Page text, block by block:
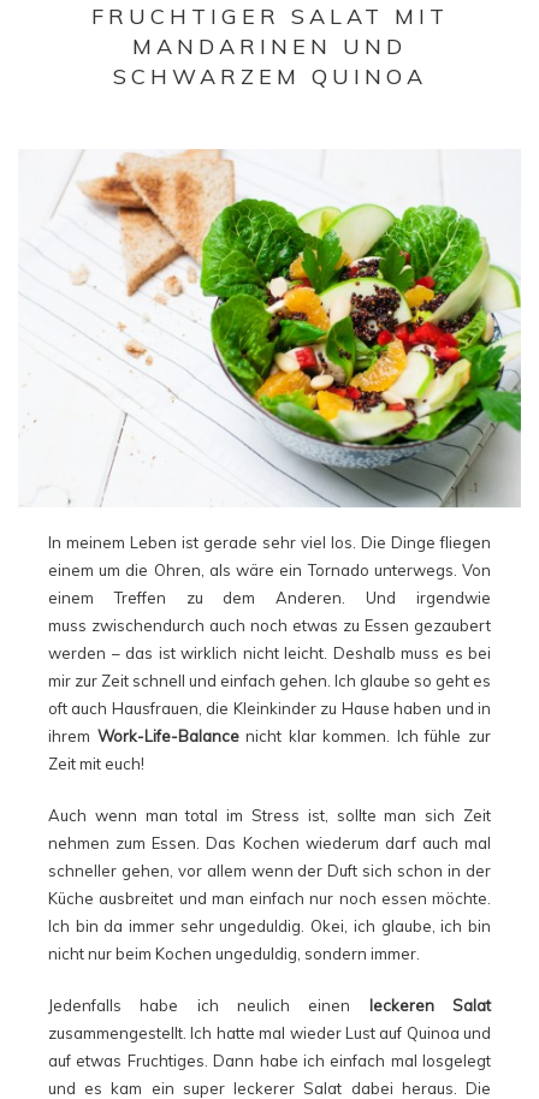
FRUCHTIGER SALAT MIT
MANDARINEN UND
SCHWARZEM QUINOA
In meinem Leben ist gerade sehr viel los. Die Dinge fliegen
einem um die Ohren, als wäre ein Tornado unterwegs. Von
einem Treffen zu dem Anderen. Und irgendwie
muss zwischendurch auch noch etwas zu Essen gezaubert
werden – das ist wirklich nicht leicht. Deshalb muss es bei
mir zur Zeit schnell und einfach gehen. Ich glaube so geht es
oft auch Hausfrauen, die Kleinkinder zu Hause haben und in
ihrem Work-Life-Balancenicht klar kommen. Ich fühle zur
Zeit mit euch!
Auch wenn man total im Stress ist, sollte man sich Zeit
nehmen zum Essen. Das Kochen wiederum darf auch mal
schneller gehen, vor allem wenn der Duft sich schon in der
Küche ausbreitet und man einfach nur noch essen möchte.
Ich bin da immer sehr ungeduldig. Okei, ich glaube, ich bin
nicht nur beim Kochen ungeduldig, sondern immer.
Jedenfalls habe ich neulich einen leckeren Salat
zusammengestellt. Ich hatte mal wieder Lust auf Quinoa und
auf etwas Fruchtiges. Dann habe ich einfach mal losgelegt
und es kam ein super leckerer Salat dabei heraus. Die